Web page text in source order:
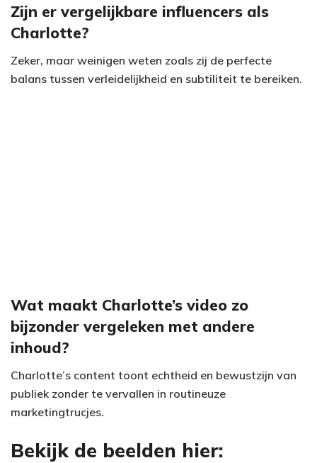
Zijn er vergelijkbare influencers als
Charlotte?
Zeker, maar weinigen weten zoals zij de perfecte
balans tussen verleidelijkheid en subtiliteit te bereiken.
Wat maakt Charlotte’s video zo
bijzonder vergeleken met andere
inhoud?
Charlotte’s content toont echtheid en bewustzijn van
publiek zonder te vervallen in routineuze
marketingtrucjes.
Bekijk de beelden hier: